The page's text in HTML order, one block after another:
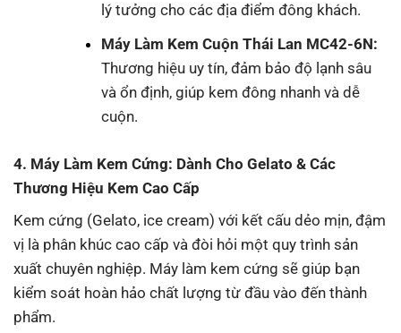
lý tưởng cho các địa điểm đông khách.
Máy Làm Kem Cuộn Thái Lan MC42-6N:
Thương hiệu uy tín, đảm bảo độ lạnh sâu
và ổn định, giúp kem đông nhanh và dễ
cuộn.
4. Máy Làm Kem Cứng: Dành Cho Gelato & Các
Thương Hiệu Kem Cao Cấp
Kem cứng (Gelato, ice cream) với kết cấu dẻo mịn, đậm
vị là phân khúc cao cấp và đòi hỏi một quy trình sản
xuất chuyên nghiệp. Máy làm kem cứng sẽ giúp bạn
kiểm soát hoàn hảo chất lượng từ đầu vào đến thành
phẩm.